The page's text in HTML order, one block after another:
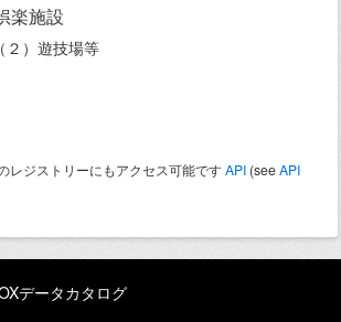
楽施設
２）遊技場等
レジストリーにもアクセス可能ですAPI (seeAPI
データカタログ